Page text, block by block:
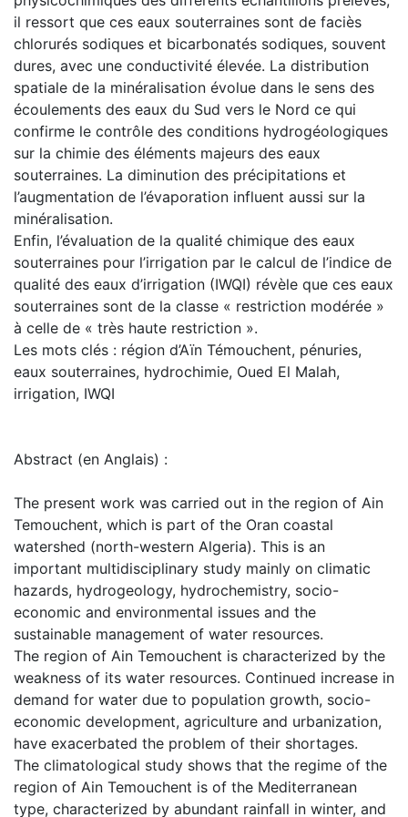
il ressort que ces eaux souterraines sont de faciès
chlorurés sodiques et bicarbonatés sodiques, souvent
dures, avec une conductivité élevée. La distribution
spatiale de la minéralisation évolue dans le sens des
écoulements des eaux du Sud vers le Nord ce qui
confirme le contrôle des conditions hydrogéologiques
sur la chimie des éléments majeurs des eaux
souterraines. La diminution des précipitations et
l’augmentation de l’évaporation influent aussi sur la
minéralisation.
Enfin, l’évaluation de la qualité chimique des eaux
souterraines pour l’irrigation par le calcul de l’indice de
qualité des eaux d’irrigation (IWQI) révèle que ces eaux
souterraines sont de la classe « restriction modérée »
à celle de « très haute restriction ».
Les mots clés : région d’Aïn Témouchent, pénuries,
eaux souterraines, hydrochimie, Oued El Malah,
irrigation, IWQI
Abstract (en Anglais) :
The present work was carried out in the region of Ain
Temouchent, which is part of the Oran coastal
watershed (north-western Algeria). This is an
important multidisciplinary study mainly on climatic
hazards, hydrogeology, hydrochemistry, socio-
economic and environmental issues and the
sustainable management of water resources.
The region of Ain Temouchent is characterized by the
weakness of its water resources. Continued increase in
demand for water due to population growth, socio-
economic development, agriculture and urbanization,
have exacerbated the problem of their shortages.
The climatological study shows that the regime of the
region of Ain Temouchent is of the Mediterranean
type, characterized by abundant rainfall in winter, and